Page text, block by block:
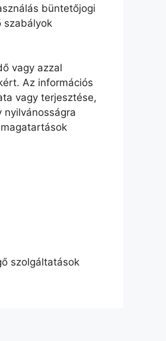
büntetőjogi
szabályok
vagy azzal
Az információs
vagy terjesztése,
szolgáltatások